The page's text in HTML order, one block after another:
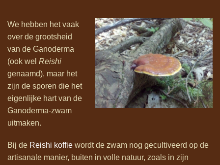
We hebben het vaak
over de grootsheid
van de Ganoderma
(ook wel Reishi
genaamd), maar het
zijn de sporen die het
eigenlijke hart van de
Ganoderma-zwam
uitmaken.
Bij de Reishi koffie wordt de zwam nog gecultiveerd op de
artisanale manier, buiten in volle natuur, zoals in zijn